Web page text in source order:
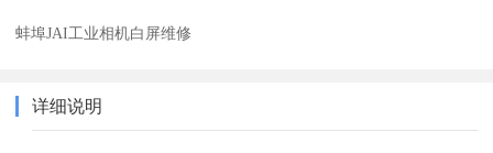
蚌埠JAI工业相机白屏维修
详细说明